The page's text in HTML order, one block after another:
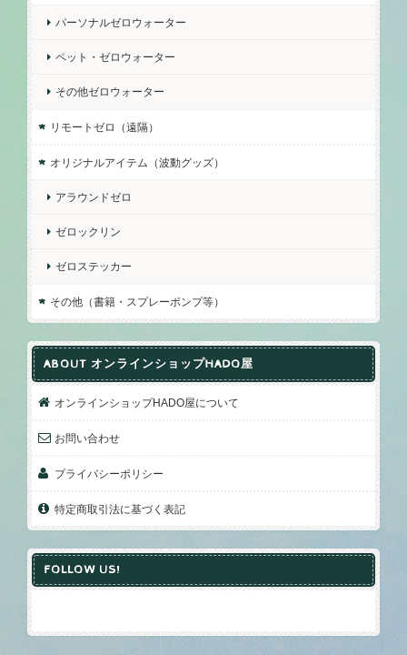
パーソナルゼロウォーター
ペット・ゼロウォーター
その他ゼロウォーター
リモートゼロ（遠隔）
オリジナルアイテム（波動グッズ）
アラウンドゼロ
ゼロックリン
ゼロステッカー
その他（書籍・スプレーポンプ等）
ABOUT オンラインショップHADO屋
オンラインショップHADO屋について
お問い合わせ
プライバシーポリシー
特定商取引法に基づく表記
FOLLOW US!